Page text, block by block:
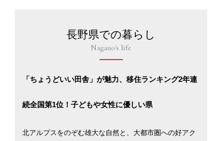
長野県での暮らし
Nagano's life
「ちょうどいい田舎」が魅力、移住ランキング2年連
続全国第1位！子どもや女性に優しい県
北アルプスをのぞむ雄大な自然と、大都市圏への好アク